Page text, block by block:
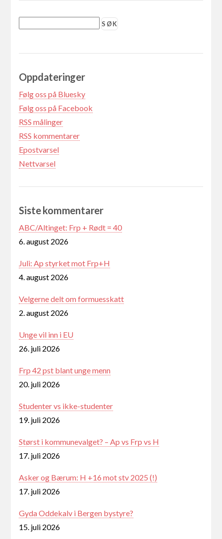
Oppdateringer
Følg oss på Bluesky
Følg oss på Facebook
RSS målinger
RSS kommentarer
Epostvarsel
Nettvarsel
Siste kommentarer
ABC/Altinget: Frp + Rødt = 40
6. august 2026
Juli: Ap styrket mot Frp+H
4. august 2026
Velgerne delt om formuesskatt
2. august 2026
Unge vil inn i EU
26. juli 2026
Frp 42 pst blant unge menn
20. juli 2026
Studenter vs ikke-studenter
19. juli 2026
Størst i kommunevalget? – Ap vs Frp vs H
17. juli 2026
Asker og Bærum: H +16 mot stv 2025 (!)
17. juli 2026
Gyda Oddekalv i Bergen bystyre?
15. juli 2026